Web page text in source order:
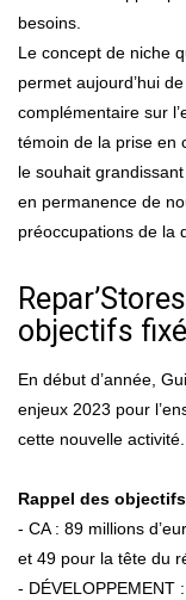
besoins.
Le concept de niche
permet aujourd’hui
complémentaire sur
témoin de la prise en
le souhait
en permanence de
préoccupations de la
objectifs
En début d’année,
enjeux 2023 pour
cette nouvelle
Rappel des
- CA : 89 millions
et 49 pour la tête du
- DÉVELOPPEMENT